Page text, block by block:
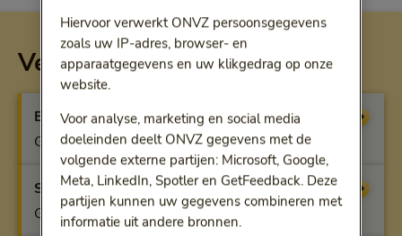
Vergoeding per verzekering
Basisverzekering Vergoeding
Geen vergoeding
Startfit Vergoeding
Geen vergoeding
Hiervoor verwerkt ONVZ persoonsgegevens
zoals uw IP-adres, browser- en
apparaatgegevens en uw klikgedrag op onze
website.
Voor analyse, marketing en social media
doeleinden deelt ONVZ gegevens met de
volgende externe partijen: Microsoft, Google,
Meta, LinkedIn, Spotler en GetFeedback. Deze
partijen kunnen uw gegevens combineren met
informatie uit andere bronnen.